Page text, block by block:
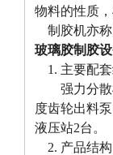
物料的性质
制胶机亦称
玻璃胶制胶
1. 主要配套
强力分散机
度齿轮出料
液压站2台。
2. 产品结构